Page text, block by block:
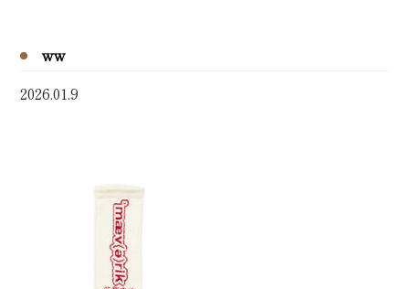
HOME
サービス案内
AI検索対応サービス
ww
2026.01.9